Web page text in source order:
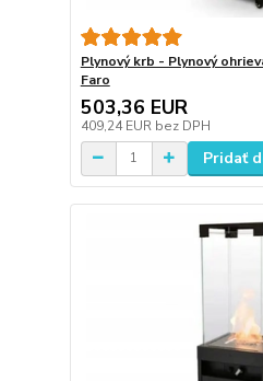
Plynový krb - Plynový
Faro
503,36 EUR
409,24 EUR bez DPH
Pridať